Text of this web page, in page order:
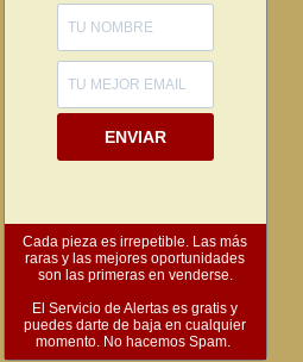
ENVIAR
Cada pieza es irrepetible. Las más
raras y las mejores oportunidades
son las primeras en venderse.
El Servicio de Alertas es gratis y
puedes darte de baja en cualquier
momento. No hacemos Spam.